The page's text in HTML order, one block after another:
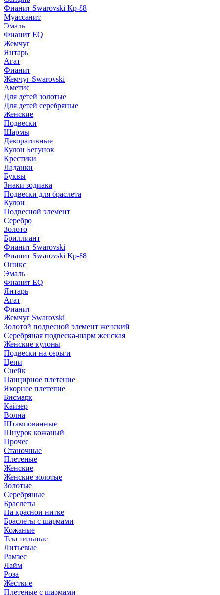
Фианит Swarovski Кр-88
Муассанит
Эмаль
Фианит EQ
Жемчуг
Янтарь
Агат
Фианит
Жемчуг Swarovski
Аметис
Для детей золотые
Для детей серебряные
Женские
Подвески
Шармы
Декоративные
Кулон Бегунок
Крестики
Ладанки
Буквы
Знаки зодиака
Подвески для браслета
Кулон
Подвесной элемент
Серебро
Золото
Бриллиант
Фианит Swarovski
Фианит Swarovski Кр-88
Оникс
Эмаль
Фианит EQ
Янтарь
Агат
Фианит
Жемчуг Swarovski
Золотой подвесной элемент женcкий
Серебряная подвеска-шарм женская
Женские кулоны
Подвески на серьги
Цепи
Снейк
Панцирное плетение
Якорное плетение
Бисмарк
Кайзер
Волна
Штампованные
Шнурок кожаный
Прочее
Станочные
Плетеные
Женские
Женские золотые
Золотые
Серебряные
Браслеты
На красной нитке
Браслеты с шармами
Кожаные
Текстильные
Литьевые
Рамзес
Лайм
Роза
Жесткие
Плетеные с шармами